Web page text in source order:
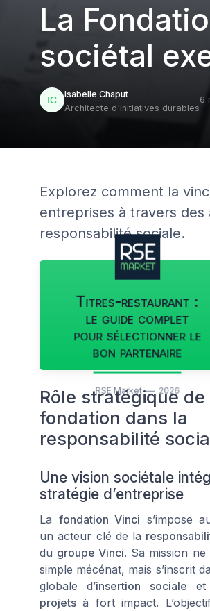
La
sociétal
Isabelle Chaput
Architecte d'initiatives durables
6
Explorez comment la
entreprises à travers
responsabilité sociale.
Titres-restaurant :
le guide complet
pour sélectionner le
bon partenaire
RSE Market — 2026
Rôle stratégique
fondation dans la
responsabilité
Une vision sociétale
stratégie d’entreprise
La fondation Vinci s’impose
un acteur clé de la
du groupe Vinci. Sa mission
simple mécénat, mais s’inscrit
globale d’insertion sociale et
projets à fort impact.